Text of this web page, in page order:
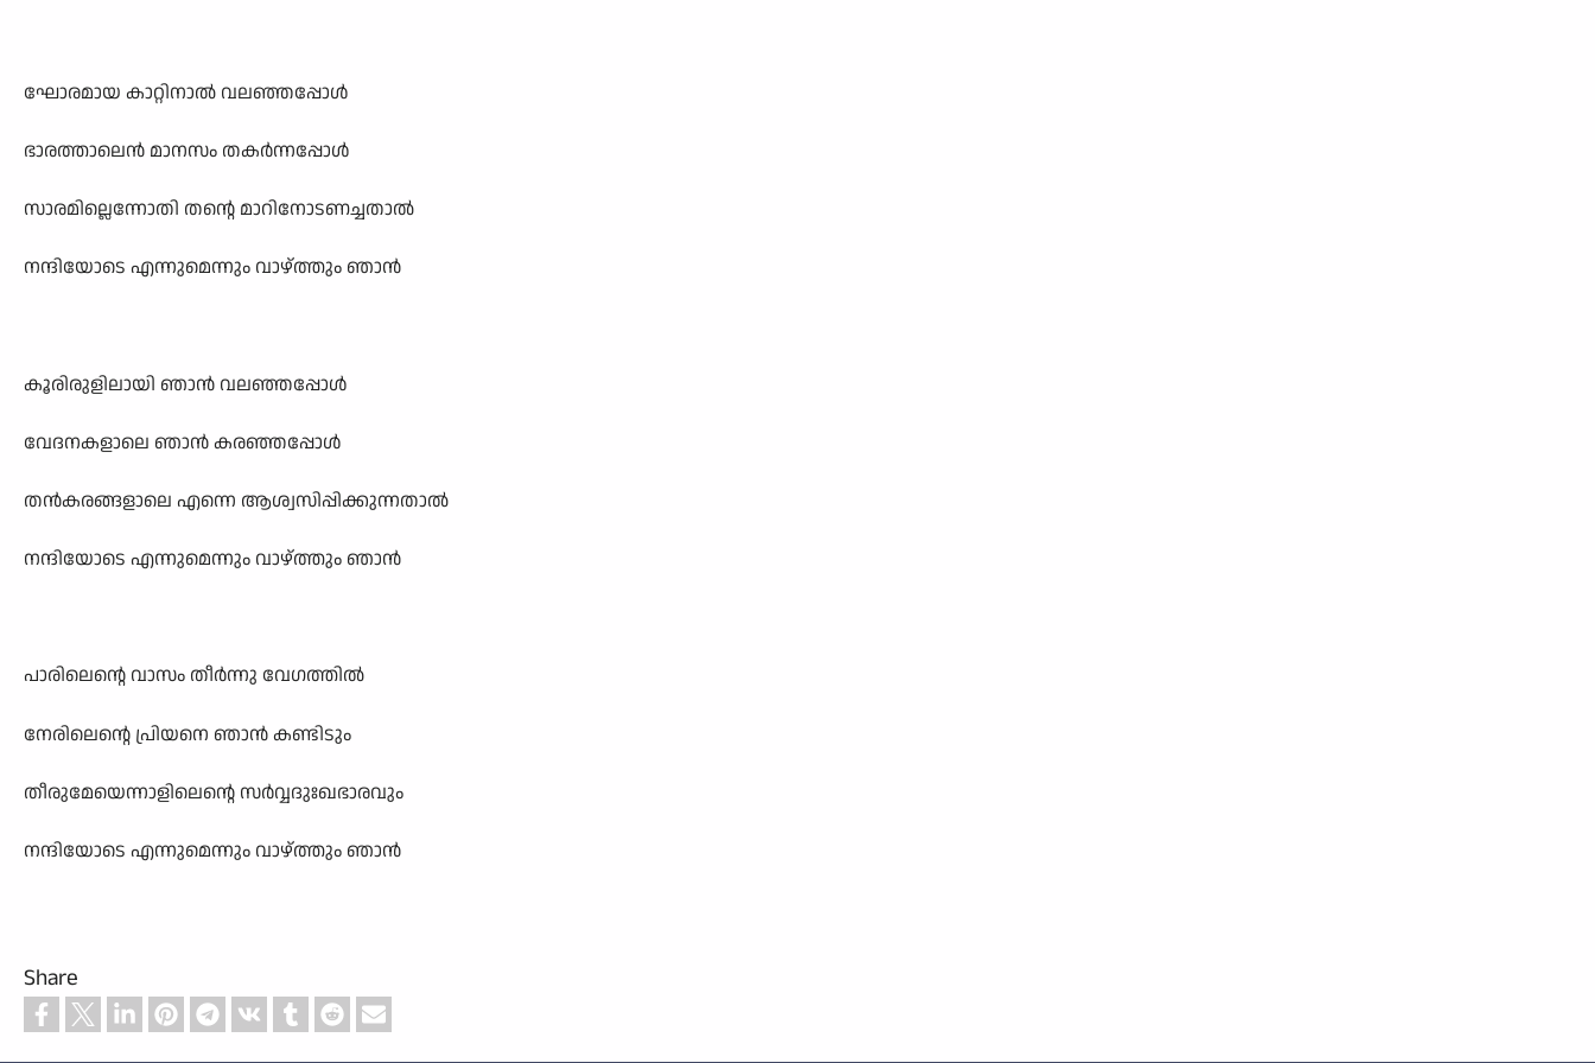
ഘോരമായ കാറ്റിനാൽ വലഞ്ഞപ്പോൾ
ഭാരത്താലെൻ മാനസം തകർന്നപ്പോൾ
സാരമില്ലെന്നോതി തന്റെ മാറിനോടണച്ചതാൽ
നന്ദിയോടെ എന്നുമെന്നും വാഴ്ത്തും ഞാൻ
കൂരിരുളിലായി ഞാൻ വലഞ്ഞപ്പോൾ
വേദനകളാലെ ഞാൻ കരഞ്ഞപ്പോൾ
തൻകരങ്ങളാലെ എന്നെ ആശ്വസിപ്പിക്കുന്നതാൽ
നന്ദിയോടെ എന്നുമെന്നും വാഴ്ത്തും ഞാൻ
പാരിലെന്റെ വാസം തീർന്നു വേഗത്തിൽ
നേരിലെന്റെ പ്രിയനെ ഞാൻ കണ്ടിടും
തീരുമേയെന്നാളിലെന്റെ സർവ്വദുഃഖഭാരവും
നന്ദിയോടെ എന്നുമെന്നും വാഴ്ത്തും ഞാൻ
Share